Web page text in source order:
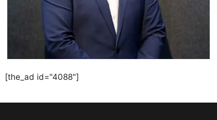
[the_ad id="4088"]